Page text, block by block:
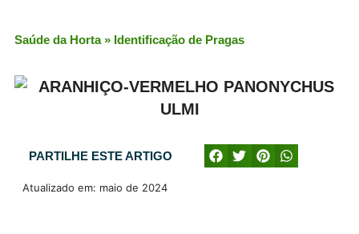
Saúde da Horta» Identificação de Pragas
PARTILHE ESTE ARTIGO
Atualizado em: maio de 2024